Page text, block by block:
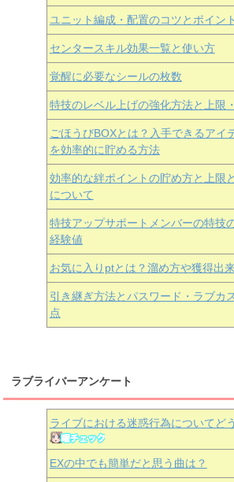
ユニット編成・配置のコツとポイント
センタースキル効果一覧と使い方
覚醒に必要なシールの枚数
特技のレベル上げの強化方法と上限
ごほうびBOXとは？入手できるアイ
を効率的に貯める方法
効率的な絆ポイントの貯め方と上限
について
特技アップサポートメンバーの特技
経験値
お気に入りptとは？溜め方や獲得出
引き継ぎ方法とパスワード・ラブカ
点
ラブライバーアンケート
ライブにおける迷惑行為についてど
EXの中でも簡単だと思う曲は？